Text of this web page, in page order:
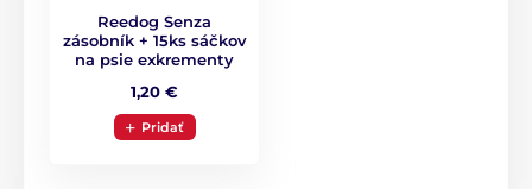
Reedog Senza
zásobník + 15ks sáčkov
na psie exkrementy
1,20 €
Pridať